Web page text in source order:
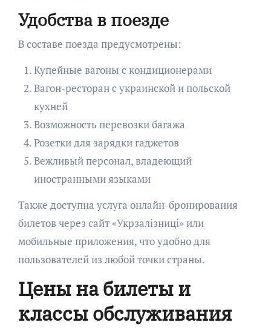
Удобства в поезде
В составе поезда предусмотрены:
Купейные вагоны с кондиционерами
Вагон-ресторан с украинской и польской
кухней
Возможность перевозки багажа
Розетки для зарядки гаджетов
Вежливый персонал, владеющий
иностранными языками
Также доступна услуга онлайн-бронирования
билетов через сайт «Укрзалізниці» или
мобильные приложения, что удобно для
пользователей из любой точки страны.
Цены на билеты и
классы обслуживания